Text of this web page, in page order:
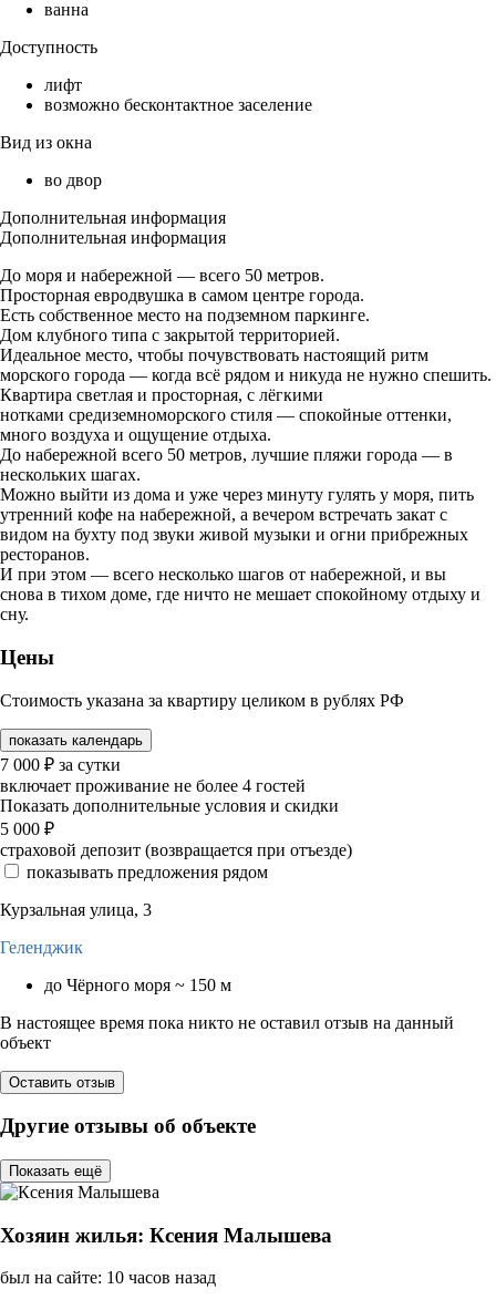
ванна
Доступность
лифт
возможно бесконтактное заселение
Вид из окна
во двор
Дополнительная информация
Дополнительная информация
До моря и набережной — всего 50 метров.
Просторная евродвушка в самом центре города.
Есть собственное место на подземном паркинге.
Дом клубного типа с закрытой территорией.
Идеальное место, чтобы почувствовать настоящий ритм
морского города — когда всё рядом и никуда не нужно спешить.
Квартира светлая и просторная, с лёгкими
нотками средиземноморского стиля — спокойные оттенки,
много воздуха и ощущение отдыха.
До набережной всего 50 метров, лучшие пляжи города — в
нескольких шагах.
Можно выйти из дома и уже через минуту гулять у моря, пить
утренний кофе на набережной, а вечером встречать закат с
видом на бухту под звуки живой музыки и огни прибрежных
ресторанов.
И при этом — всего несколько шагов от набережной, и вы
снова в тихом доме, где ничто не мешает спокойному отдыху и
сну.
Цены
Стоимость указана за квартиру целиком в рублях РФ
показать календарь
7 000 ₽ за сутки
включает проживание не более 4 гостей
Показать дополнительные условия и скидки
5 000 ₽
страховой депозит (возвращается при отъезде)
показывать предложения рядом
Курзальная улица, 3
Геленджик
до Чёрного моря ~ 150 м
В настоящее время пока никто не оставил отзыв на данный
объект
Оставить отзыв
Другие отзывы об объекте
Показать ещё
Хозяин жилья: Ксения Малышева
был на сайте: 10 часов назад